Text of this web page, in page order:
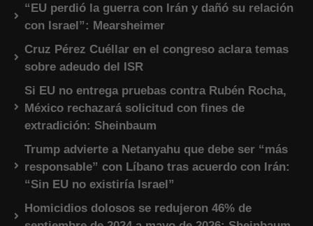
“EU perdió la guerra con Irán y dañó su relación
con Israel”: Mearsheimer
Cruz Pérez Cuéllar en el congreso aclara temas
sobre adeudo del ISR
Si EU no entrega pruebas contra Rubén Rocha,
México rechazará solicitud con fines de
extradición: Sheinbaum
Trump advierte a Netanyahu que debe ser “más
responsable” con Líbano tras acuerdo con Irán:
“Sin EU no existiría Israel”
Homicidios dolosos se redujeron 46% de